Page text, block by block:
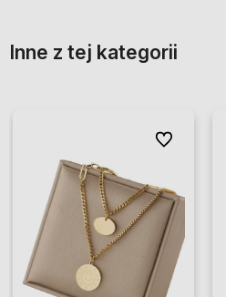
Inne z tej kategorii
Do ulubionych
Do ulubionych